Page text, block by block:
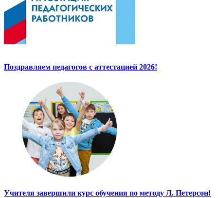
Поздравляем педагогов с аттестацией 2026!
Учителя завершили курс обучения по методу Л. Петерсон!